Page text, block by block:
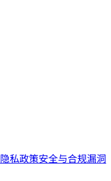
隐私政策安全与合规漏洞